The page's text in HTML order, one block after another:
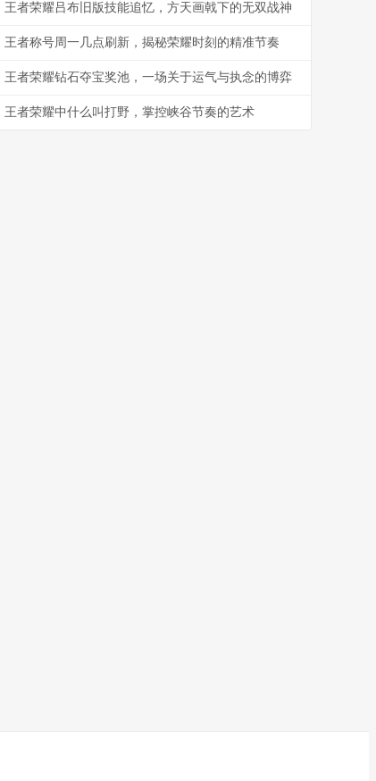
王者荣耀吕布旧版技能追忆，方天画戟下的无双战神
王者称号周一几点刷新，揭秘荣耀时刻的精准节奏
王者荣耀钻石夺宝奖池，一场关于运气与执念的博弈
王者荣耀中什么叫打野，掌控峡谷节奏的艺术